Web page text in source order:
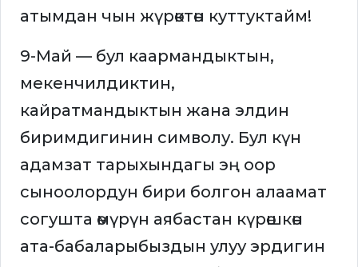
атымдан чын жүрөктөн куттуктайм!
9-Май — бул каармандыктын,
мекенчилдиктин,
кайратмандыктын жана элдин
биримдигинин символу. Бул күн
адамзат тарыхындагы эң оор
сыноолордун бири болгон алаамат
согушта өмүрүн аябастан күрөшкөн
ата-бабаларыбыздын улуу эрдигин